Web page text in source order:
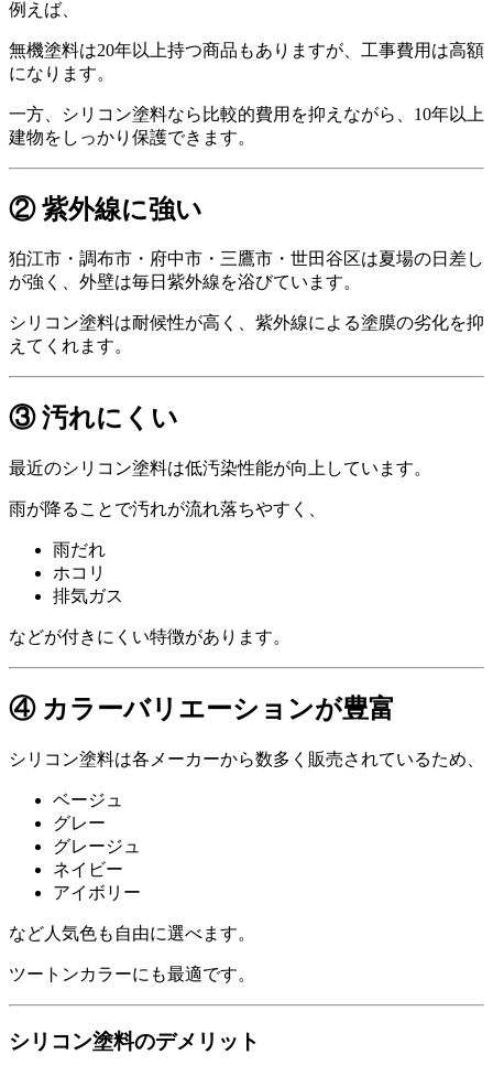
例えば、
無機塗料は20年以上持つ商品もありますが、工事費用は高額
になります。
一方、シリコン塗料なら比較的費用を抑えながら、10年以上
建物をしっかり保護できます。
② 紫外線に強い
狛江市・調布市・府中市・三鷹市・世田谷区は夏場の日差し
が強く、外壁は毎日紫外線を浴びています。
シリコン塗料は耐候性が高く、紫外線による塗膜の劣化を抑
えてくれます。
③ 汚れにくい
最近のシリコン塗料は低汚染性能が向上しています。
雨が降ることで汚れが流れ落ちやすく、
雨だれ
ホコリ
排気ガス
などが付きにくい特徴があります。
④ カラーバリエーションが豊富
シリコン塗料は各メーカーから数多く販売されているため、
ベージュ
グレー
グレージュ
ネイビー
アイボリー
など人気色も自由に選べます。
ツートンカラーにも最適です。
シリコン塗料のデメリット